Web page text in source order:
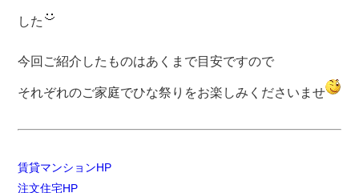
した
今回ご紹介したものはあくまで目安ですので
それぞれのご家庭でひな祭りをお楽しみくださいませ
賃貸マンションHP
注文住宅HP